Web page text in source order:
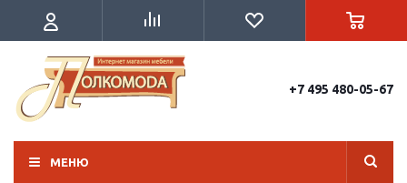
+7 495 480-05-67
МЕНЮ